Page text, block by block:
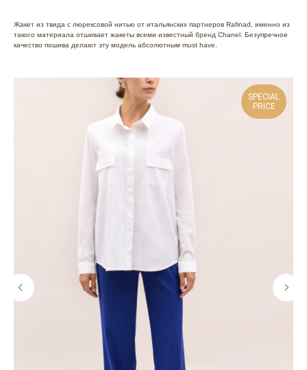
Жакет из твида с люрексовой нитью от итальянских партнеров Rafinad, именно из
такого материала отшивает жакеты всеми известный бренд Chanel. Безупречное
качество пошива делают эту модель абсолютным must have.
SPECIAL
PRICE